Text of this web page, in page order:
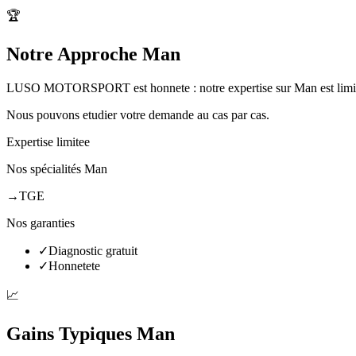
🏆
Notre Approche Man
LUSO MOTORSPORT est honnete : notre expertise sur Man est
Nous pouvons etudier votre demande au cas par cas.
Expertise limitee
Nos spécialités Man
→TGE
Nos garanties
✓Diagnostic gratuit
✓Honnetete
📈
Gains Typiques Man